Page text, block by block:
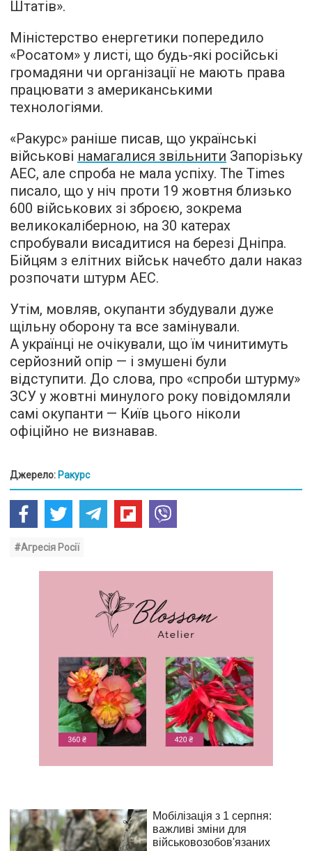
Штатів».
Міністерство енергетики попередило
«Росатом» у листі, що будь-які російські
громадяни чи організації не мають права
працювати з американськими
технологіями.
«Ракурс» раніше писав, що українські
військові намагалися звільнити Запорізьку
АЕС, але спроба не мала успіху. The Times
писало, що у ніч проти 19 жовтня близько
600 військових зі зброєю, зокрема
великокаліберною, на 30 катерах
спробували висадитися на березі Дніпра.
Бійцям з елітних військ начебто дали наказ
розпочати штурм АЕС.
Утім, мовляв, окупанти збудували дуже
щільну оборону та все замінували.
А українці не очікували, що їм чинитимуть
серйозний опір — і змушені були
відступити. До слова, про «спроби штурму»
ЗСУ у жовтні минулого року повідомляли
самі окупанти — Київ цього ніколи
офіційно не визнавав.
Джерело: Ракурс
#Агресія Росії